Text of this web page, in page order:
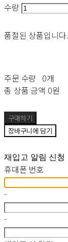
수량
품절된 상품입니다.
주문 수량 0개
총 상품 금액 0원
구매하기
장바구니에 담기
재입고 알림 신청
휴대폰 번호
-
-